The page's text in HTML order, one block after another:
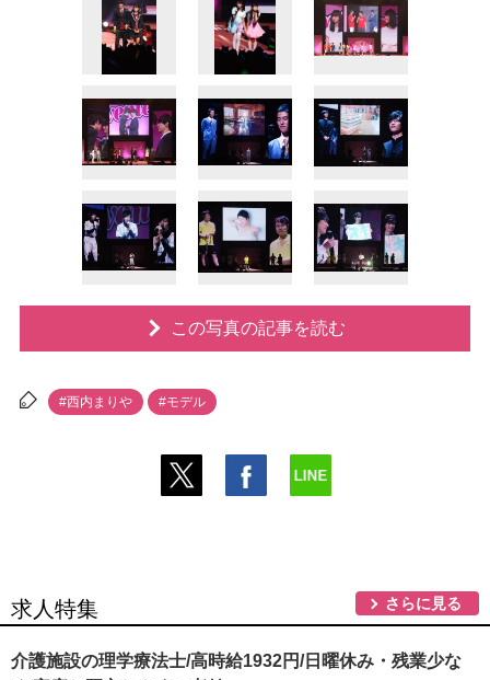
この写真の記事を読む
#西内まり #モデル
求人特集 さらに見る
介護施設の理学療法士/高時給1932円/日曜休み・残業少な